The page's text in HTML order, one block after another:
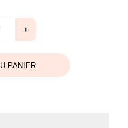
+
PANIER